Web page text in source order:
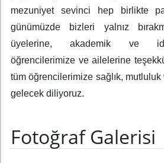
mezuniyet sevinci hep birlikte
günümüzde bizleri yalnız
üyelerine, akademik ve
öğrencilerimize ve ailelerine
tüm öğrencilerimize sağlık,
gelecek diliyoruz.
Fotoğraf Galerisi